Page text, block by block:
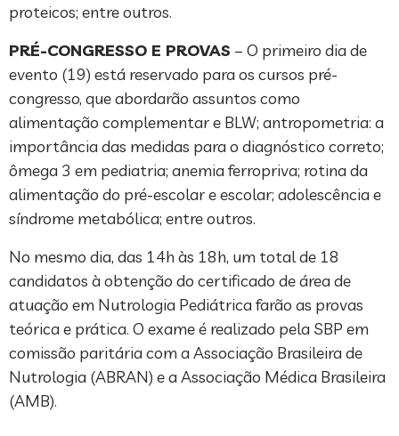
proteicos; entre outros.
PRÉ-CONGRESSO E PROVAS – O primeiro dia de
evento (19) está reservado para os cursos pré-
congresso, que abordarão assuntos como
alimentação complementar e BLW; antropometria: a
importância das medidas para o diagnóstico correto;
ômega 3 em pediatria; anemia ferropriva; rotina da
alimentação do pré-escolar e escolar; adolescência e
síndrome metabólica; entre outros.
No mesmo dia, das 14h às 18h, um total de 18
candidatos à obtenção do certificado de área de
atuação em Nutrologia Pediátrica farão as provas
teórica e prática. O exame é realizado pela SBP em
comissão paritária com a Associação Brasileira de
Nutrologia (ABRAN) e a Associação Médica Brasileira
(AMB).